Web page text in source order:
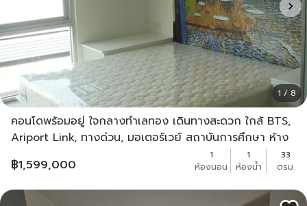
1 / 8
คอนโดพร้อมอยู่ ใจกลางทำเลทอง เดินทางสะดวก ใกล้ BTS,
Ariport Link, ทางด่วน, มอเตอร์เวย์ สถาบันการศึกษา ห้าง
฿1,599,000
1
ห้องนอน
1
ห้องน้ำ
33
ตรม.